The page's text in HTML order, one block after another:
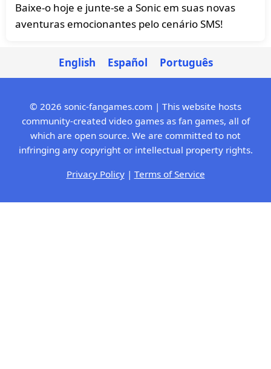
Baixe-o hoje e junte-se a Sonic em suas novas
aventuras emocionantes pelo cenário SMS!
English Español Português
© 2026 sonic-fangames.com | This website hosts
community-created video games as fan games, all of
which are open source. We are committed to not
infringing any copyright or intellectual property rights.
Privacy Policy| Terms of Service